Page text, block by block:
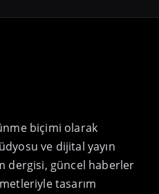
biçimi olarak
ve dijital yayın
dergisi, güncel haberler
tasarım